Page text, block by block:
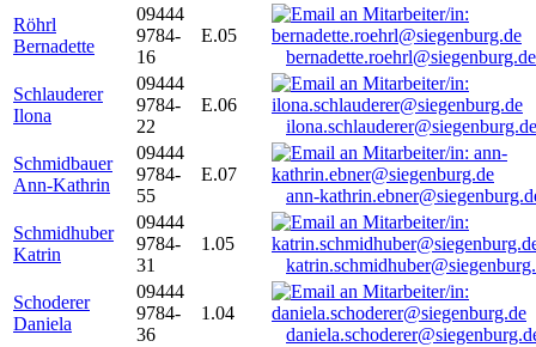
Röhrl
Bernadette
09444
9784-
16
E.05
bernadette.roehrl@siegenburg.de
Schlauderer
Ilona
09444
9784-
22
E.06
ilona.schlauderer@siegenburg.de
Schmidbauer
Ann-Kathrin
09444
9784-
55
E.07
ann-
Schmidhuber
Katrin
09444
9784-
31
1.05
Schoderer
Daniela
09444
9784-
36
1.04